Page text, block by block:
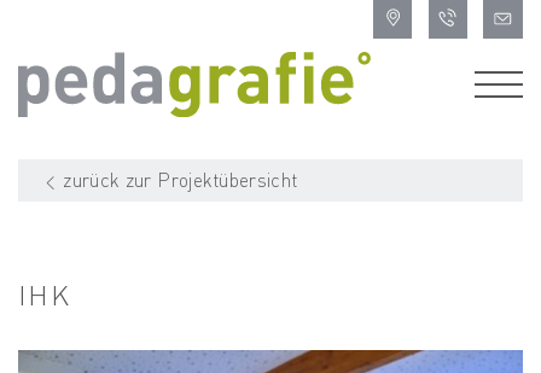
zurück zur Projektübersicht
IHK